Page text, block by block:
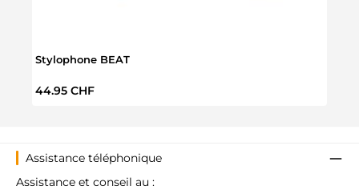
Stylophone BEAT
Prix régulier :
44.95 CHF
Assistance téléphonique
Assistance et conseil au :